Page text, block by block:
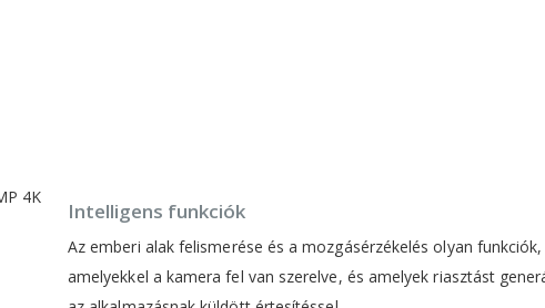
Intelligens funkciók
Az emberi alak felismerése és a mozgásérzékelés olyan funkciók,
amelyekkel a kamera fel van szerelve, és amelyek riasztást